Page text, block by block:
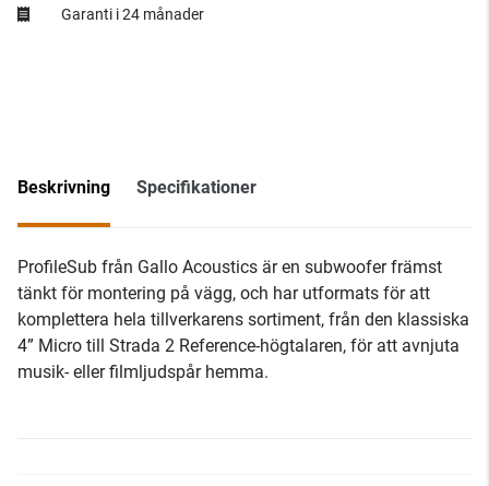
Garanti i 24 månader
Beskrivning Specifikationer
ProfileSub från Gallo Acoustics är en subwoofer främst
tänkt för montering på vägg, och har utformats för att
komplettera hela tillverkarens sortiment, från den klassiska
4” Micro till Strada 2 Reference-högtalaren, för att avnjuta
musik- eller filmljudspår hemma.